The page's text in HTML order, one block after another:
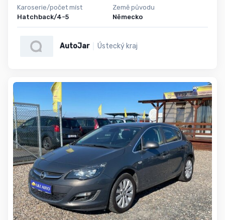
Karoserie/počet míst
Hatchback/4-5
Země původu
Německo
AutoJar Ústecký kraj